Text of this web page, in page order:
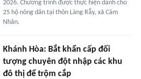
2026. Chương trình được thực hiện dành cho
25 hộ nông dân tại thôn Làng Rẫy, xã Cảm
Nhân.
Khánh Hòa: Bắt khẩn cấp đối
tượng chuyên đột nhập các khu
đô thị để trộm cắp